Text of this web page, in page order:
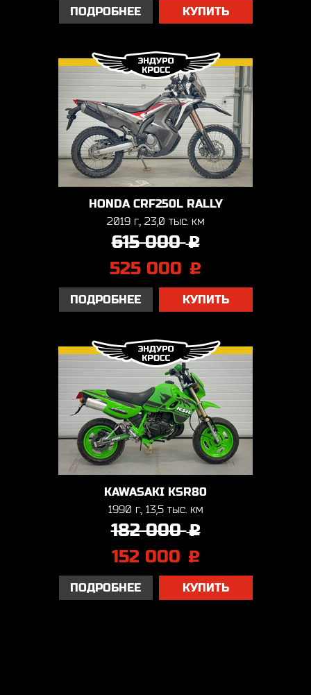
ПОДРОБНЕЕ КУПИТЬ
HONDA CRF250L RALLY
2019 г., 23,0 тыс. км
615 000j
525 000 j
ПОДРОБНЕЕ КУПИТЬ
KAWASAKI KSR80
1990 г., 13,5 тыс. км
182 000j
152 000 j
ПОДРОБНЕЕ КУПИТЬ